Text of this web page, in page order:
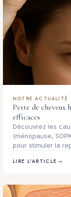
NOTRE ACTUALITÉ
Perte de cheveux
efficaces
Découvrez les
(ménopause,
pour stimuler la
LIRE L'ARTICLE →